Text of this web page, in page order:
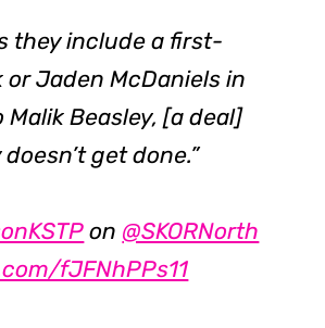
they include a first-
Jaden McDaniels in
Beasley, [a deal]
get done.”
on @SKORNorth
fJFNhPPs11